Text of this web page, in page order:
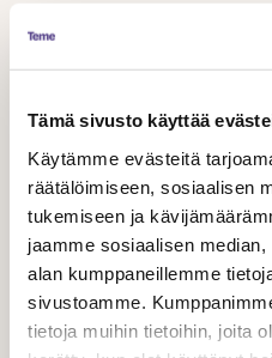
Tämä sivusto käyttää
Käytämme evästeitä
räätälöimiseen, sosiaalisen
tukemiseen ja
jaamme sosiaalisen
alan kumppaneillemme
sivustoamme.
tietoja muihin tietoihin, joita
Aiheeseen